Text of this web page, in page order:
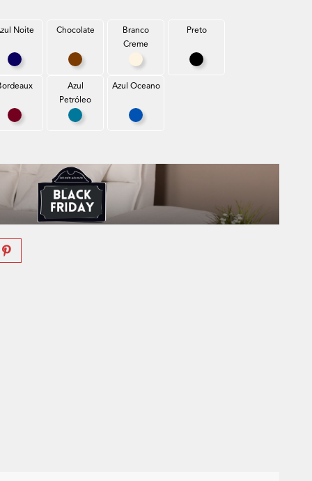
Noite
Azul Noite
Chocolate
Chocolate
Branco
Creme
Branco Creme
Preto
Preto
Bordeaux
Azul
Petróleo
Azul Petróleo
Azul Oceano
Azul Oceano